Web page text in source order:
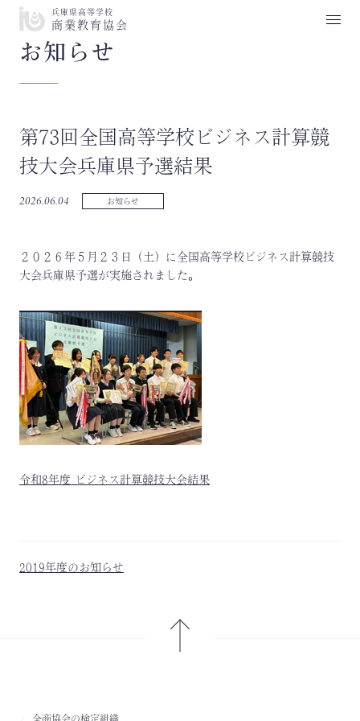
兵庫県高等学校
商業教育協会
お知らせ
第73回全国高等学校ビジネス計算競
技大会兵庫県予選結果
2026.06.04 お知らせ
２０２６年５月２３日（土）に全国高等学校ビジネス計算競技
大会兵庫県予選が実施されました。
令和8年度 ビジネス計算競技大会結果
2019年度のお知らせ
全商協会の検定組織